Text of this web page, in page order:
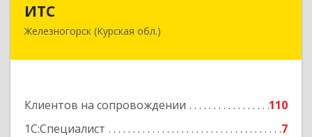
ИТС
Железногорск (Курская обл.)
Клиентов на сопровождении
110
1С:Специалист
7
307178, Курская обл, Железногорск г,